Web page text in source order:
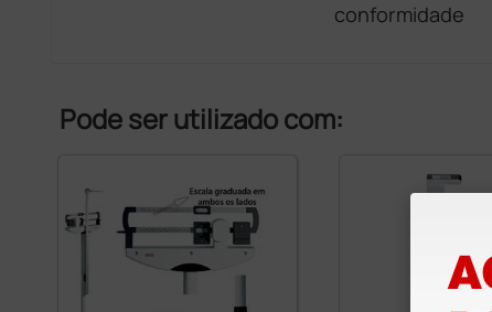
conformidade
Pode ser utilizado com: